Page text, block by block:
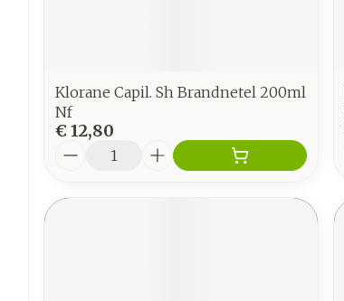
Klorane Capil. Sh Brandnetel 200ml
Nf
€ 12,80